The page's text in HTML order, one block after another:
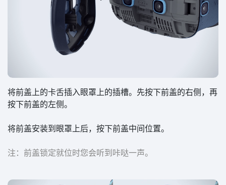
将前盖上的卡舌插入眼罩上的插槽。先按下前盖的右侧，再
按下前盖的左侧。
将前盖安装到眼罩上后，按下前盖中间位置。
注：前盖锁定就位时您会听到咔哒一声。